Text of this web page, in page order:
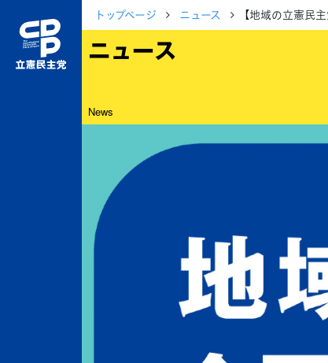
トップページ ニュース 【地域の立憲民
ニュース
News